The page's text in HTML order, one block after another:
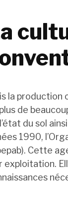
la production
de
du sol
1990,
Cette
exploitation.